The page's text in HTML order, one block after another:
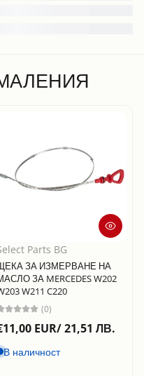
Parts BG
ЗА ИЗМЕРВАНЕ НА
ЗА MERCEDES W202
W211 C220
(0)
EUR/ 21,51 ЛВ.
В наличност